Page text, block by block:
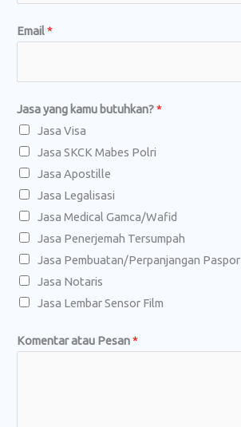
*
Email*
Jasa yang kamu butuhkan?*
Jasa Visa
Jasa SKCK Mabes Polri
Jasa Apostille
Jasa Legalisasi
Jasa Medical Gamca/Wafid
Jasa Penerjemah Tersumpah
Jasa Pembuatan/Perpanjangan Paspor
Jasa Notaris
Jasa Lembar Sensor Film
Komentar atau Pesan*